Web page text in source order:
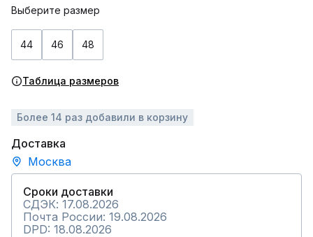
Выберите размер
44 46 48
Таблица размеров
Более 14 раз добавили в корзину
Доставка
Москва
Сроки доставки
СДЭК: 17.08.2026
Почта России: 19.08.2026
DPD: 18.08.2026